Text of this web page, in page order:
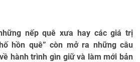
nếp quê xưa hay các giá trị
hồn quê” còn mở ra những câu
hành trình gìn giữ và làm mới bản